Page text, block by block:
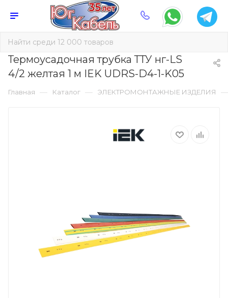
Термоусадочная трубка ТТУ нг-LS
4/2 желтая 1 м IEK UDRS-D4-1-K05
Главная — Каталог — ЭЛЕКТРОМОНТАЖНЫЕ ИЗДЕЛИЯ —